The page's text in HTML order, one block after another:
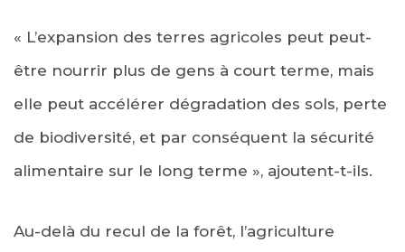
« L’expansion des terres agricoles peut peut-
être nourrir plus de gens à court terme, mais
elle peut accélérer dégradation des sols, perte
de biodiversité, et par conséquent la sécurité
alimentaire sur le long terme », ajoutent-t-ils.
Au-delà du recul de la forêt, l’agriculture